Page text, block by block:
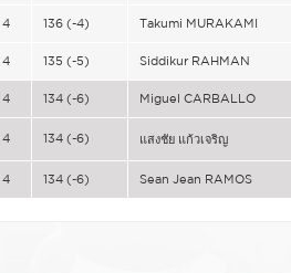
4 136 (-4) Takumi MURAKAMI
4 135 (-5) Siddikur RAHMAN
4 134 (-6) Miguel CARBALLO
4 134 (-6) แสงชัย แก้วเจริญ
4 134 (-6) Sean Jean RAMOS